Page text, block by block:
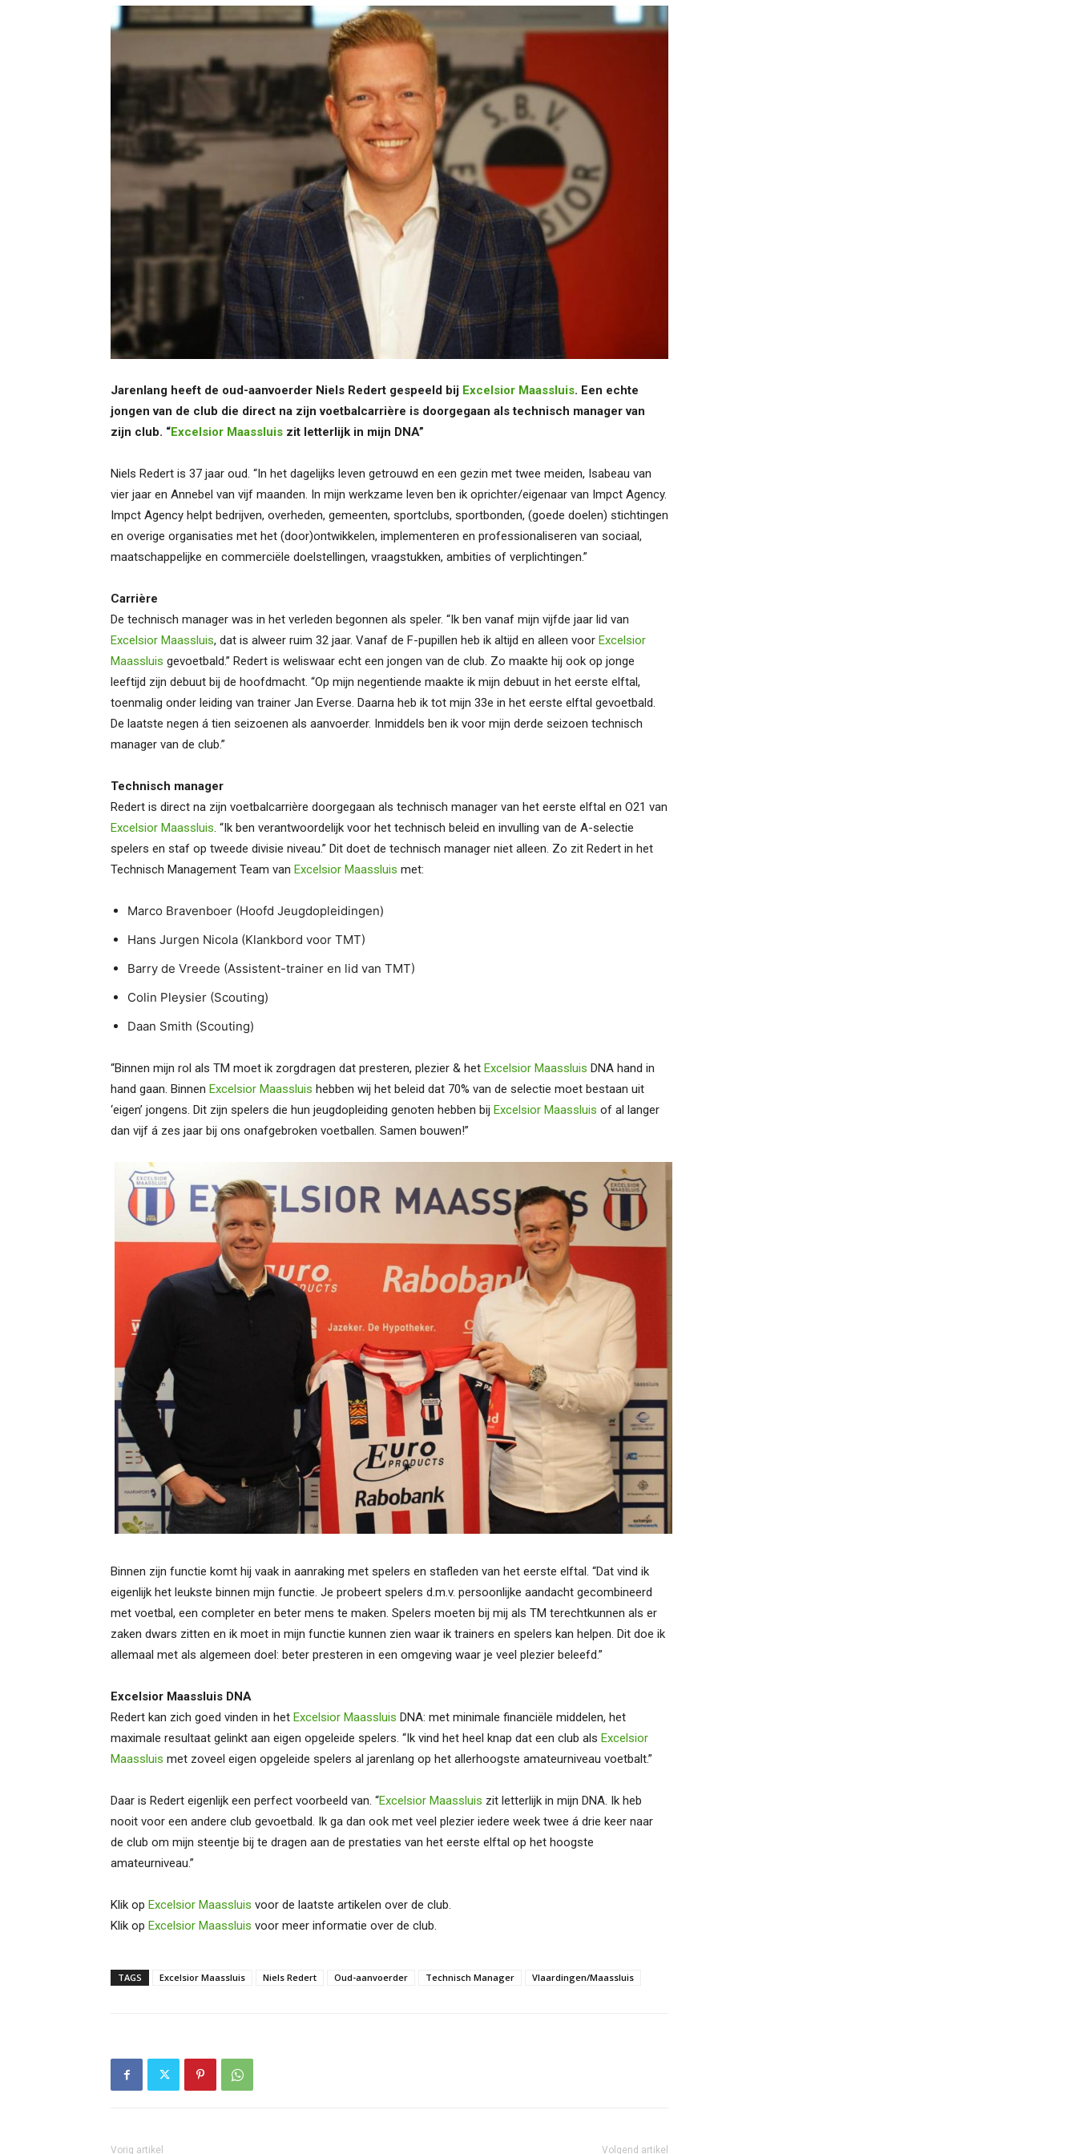
Jarenlang heeft de oud-aanvoerder Niels Redert gespeeld bij Excelsior Maassluis. Een echte
jongen van de club die direct na zijn voetbalcarrière is doorgegaan als technisch manager van
zijn club. “Excelsior Maassluis zit letterlijk in mijn DNA”
Niels Redert is 37 jaar oud. “In het dagelijks leven getrouwd en een gezin met twee meiden, Isabeau van
vier jaar en Annebel van vijf maanden. In mijn werkzame leven ben ik oprichter/eigenaar van Impct Agency.
Impct Agency helpt bedrijven, overheden, gemeenten, sportclubs, sportbonden, (goede doelen) stichtingen
en overige organisaties met het (door)ontwikkelen, implementeren en professionaliseren van sociaal,
maatschappelijke en commerciële doelstellingen, vraagstukken, ambities of verplichtingen.”
Carrière
De technisch manager was in het verleden begonnen als speler. “Ik ben vanaf mijn vijfde jaar lid van
Excelsior Maassluis, dat is alweer ruim 32 jaar. Vanaf de F-pupillen heb ik altijd en alleen voor Excelsior
Maassluis gevoetbald.” Redert is weliswaar echt een jongen van de club. Zo maakte hij ook op jonge
leeftijd zijn debuut bij de hoofdmacht. “Op mijn negentiende maakte ik mijn debuut in het eerste elftal,
toenmalig onder leiding van trainer Jan Everse. Daarna heb ik tot mijn 33e in het eerste elftal gevoetbald.
De laatste negen á tien seizoenen als aanvoerder. Inmiddels ben ik voor mijn derde seizoen technisch
manager van de club.”
Technisch manager
Redert is direct na zijn voetbalcarrière doorgegaan als technisch manager van het eerste elftal en O21 van
Excelsior Maassluis. “Ik ben verantwoordelijk voor het technisch beleid en invulling van de A-selectie
spelers en staf op tweede divisie niveau.” Dit doet de technisch manager niet alleen. Zo zit Redert in het
Technisch Management Team van Excelsior Maassluis met:
Marco Bravenboer (Hoofd Jeugdopleidingen)
Hans Jurgen Nicola (Klankbord voor TMT)
Barry de Vreede (Assistent-trainer en lid van TMT)
Colin Pleysier (Scouting)
Daan Smith (Scouting)
“Binnen mijn rol als TM moet ik zorgdragen dat presteren, plezier & het Excelsior Maassluis DNA hand in
hand gaan. Binnen Excelsior Maassluis hebben wij het beleid dat 70% van de selectie moet bestaan uit
‘eigen’ jongens. Dit zijn spelers die hun jeugdopleiding genoten hebben bij Excelsior Maassluis of al langer
dan vijf á zes jaar bij ons onafgebroken voetballen. Samen bouwen!”
Binnen zijn functie komt hij vaak in aanraking met spelers en stafleden van het eerste elftal. “Dat vind ik
eigenlijk het leukste binnen mijn functie. Je probeert spelers d.m.v. persoonlijke aandacht gecombineerd
met voetbal, een completer en beter mens te maken. Spelers moeten bij mij als TM terechtkunnen als er
zaken dwars zitten en ik moet in mijn functie kunnen zien waar ik trainers en spelers kan helpen. Dit doe ik
allemaal met als algemeen doel: beter presteren in een omgeving waar je veel plezier beleefd.”
Excelsior Maassluis DNA
Redert kan zich goed vinden in het Excelsior Maassluis DNA: met minimale financiële middelen, het
maximale resultaat gelinkt aan eigen opgeleide spelers. “Ik vind het heel knap dat een club als Excelsior
Maassluis met zoveel eigen opgeleide spelers al jarenlang op het allerhoogste amateurniveau voetbalt.”
Daar is Redert eigenlijk een perfect voorbeeld van. “Excelsior Maassluis zit letterlijk in mijn DNA. Ik heb
nooit voor een andere club gevoetbald. Ik ga dan ook met veel plezier iedere week twee á drie keer naar
de club om mijn steentje bij te dragen aan de prestaties van het eerste elftal op het hoogste
amateurniveau.”
Klik op Excelsior Maassluis voor de laatste artikelen over de club.
Klik op Excelsior Maassluis voor meer informatie over de club.
TAGS Excelsior Maassluis Niels Redert Oud-aanvoerder Technisch Manager Vlaardingen/Maassluis
Vorig artikel Volgend artikel